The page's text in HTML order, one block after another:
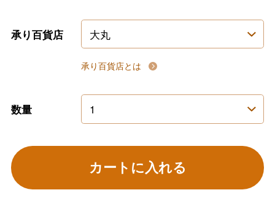
承り百貨店
承り百貨店とは
数量
カートに入れる